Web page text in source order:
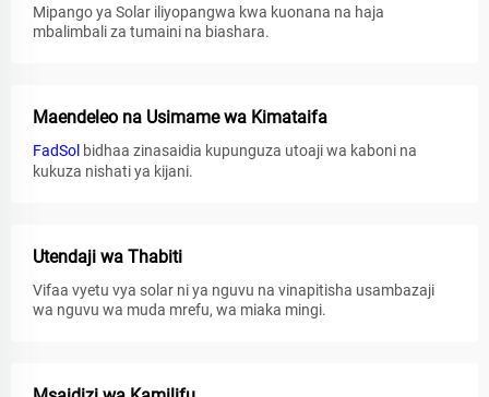
Mipango ya Solar iliyopangwa kwa kuonana na haja
mbalimbali za tumaini na biashara.
Maendeleo na Usimame wa Kimataifa
FadSol bidhaa zinasaidia kupunguza utoaji wa kaboni na
kukuza nishati ya kijani.
Utendaji wa Thabiti
Vifaa vyetu vya solar ni ya nguvu na vinapitisha usambazaji
wa nguvu wa muda mrefu, wa miaka mingi.